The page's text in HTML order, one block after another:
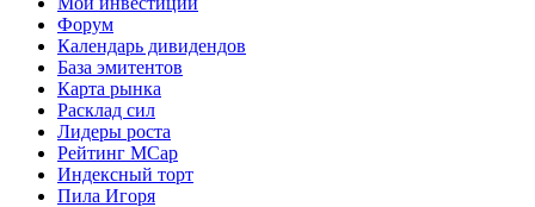
Форум
Календарь дивидендов
База эмитентов
Карта рынка
Расклад сил
Лидеры роста
Рейтинг MCap
Индексный торт
Пила Игоря